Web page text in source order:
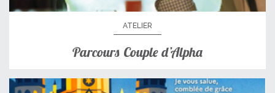
ATELIER
Parcours Couple d’Alpha